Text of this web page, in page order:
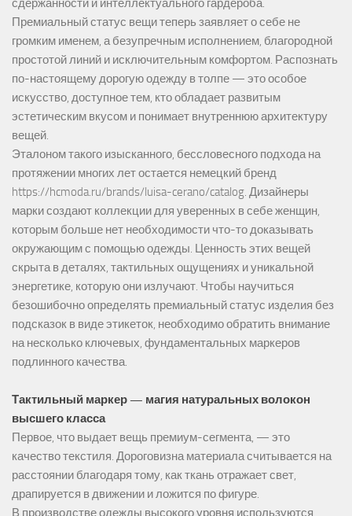
сдержанности и интеллектуального гардероба.
Премиальный статус вещи теперь заявляет о себе не
громким именем, а безупречным исполнением, благородной
простотой линий и исключительным комфортом. Распознать
по-настоящему дорогую одежду в толпе — это особое
искусство, доступное тем, кто обладает развитым
эстетическим вкусом и понимает внутреннюю архитектуру
вещей.
Эталоном такого изысканного, бессловесного подхода на
протяжении многих лет остается немецкий бренд
https://hcmoda.ru/brands/luisa-cerano/catalog. Дизайнеры
марки создают коллекции для уверенных в себе женщин,
которым больше нет необходимости что-то доказывать
окружающим с помощью одежды. Ценность этих вещей
скрыта в деталях, тактильных ощущениях и уникальной
энергетике, которую они излучают. Чтобы научиться
безошибочно определять премиальный статус изделия без
подсказок в виде этикеток, необходимо обратить внимание
на несколько ключевых, фундаментальных маркеров
подлинного качества.
Тактильный маркер — магия натуральных волокон
высшего класса
Первое, что выдает вещь премиум-сегмента, — это
качество текстиля. Дороговизна материала считывается на
расстоянии благодаря тому, как ткань отражает свет,
драпируется в движении и ложится по фигуре.
В производстве одежды высокого уровня используются